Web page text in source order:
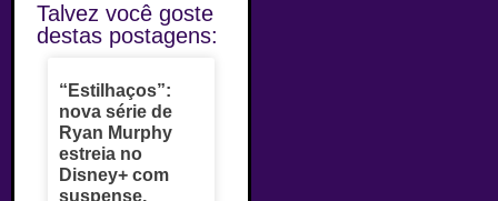
Talvez você goste
destas postagens:
“Estilhaços”:
nova série de
Ryan Murphy
estreia no
Disney+ com
suspense,